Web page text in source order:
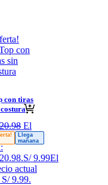
Llega
mañana
con tiras
El
original
S/9.99El
actual
S/ 9.99.